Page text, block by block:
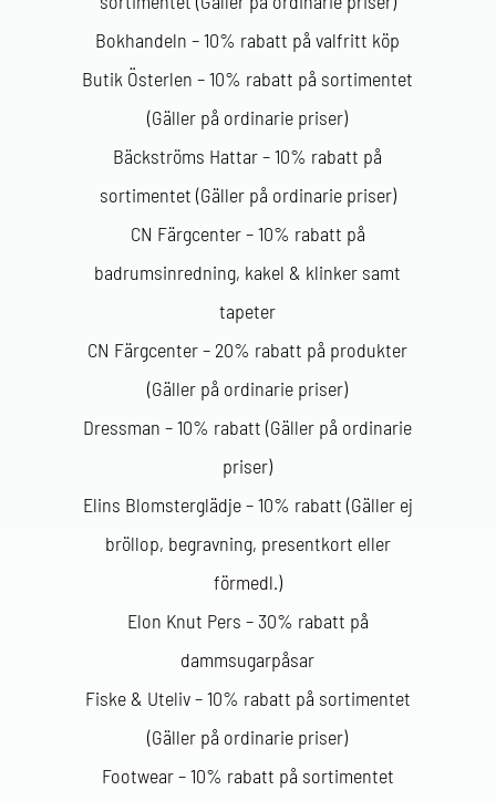
Bokhandeln – 10% rabatt på valfritt köp
Butik Österlen – 10% rabatt på sortimentet
(Gäller på ordinarie priser)
Bäckströms Hattar – 10% rabatt på
sortimentet (Gäller på ordinarie priser)
CN Färgcenter – 10% rabatt på
badrumsinredning, kakel & klinker samt
tapeter
CN Färgcenter – 20% rabatt på produkter
(Gäller på ordinarie priser)
Dressman – 10% rabatt (Gäller på ordinarie
priser)
Elins Blomsterglädje – 10% rabatt (Gäller ej
bröllop, begravning, presentkort eller
förmedl.)
Elon Knut Pers – 30% rabatt på
dammsugarpåsar
Fiske & Uteliv – 10% rabatt på sortimentet
(Gäller på ordinarie priser)
Footwear – 10% rabatt på sortimentet